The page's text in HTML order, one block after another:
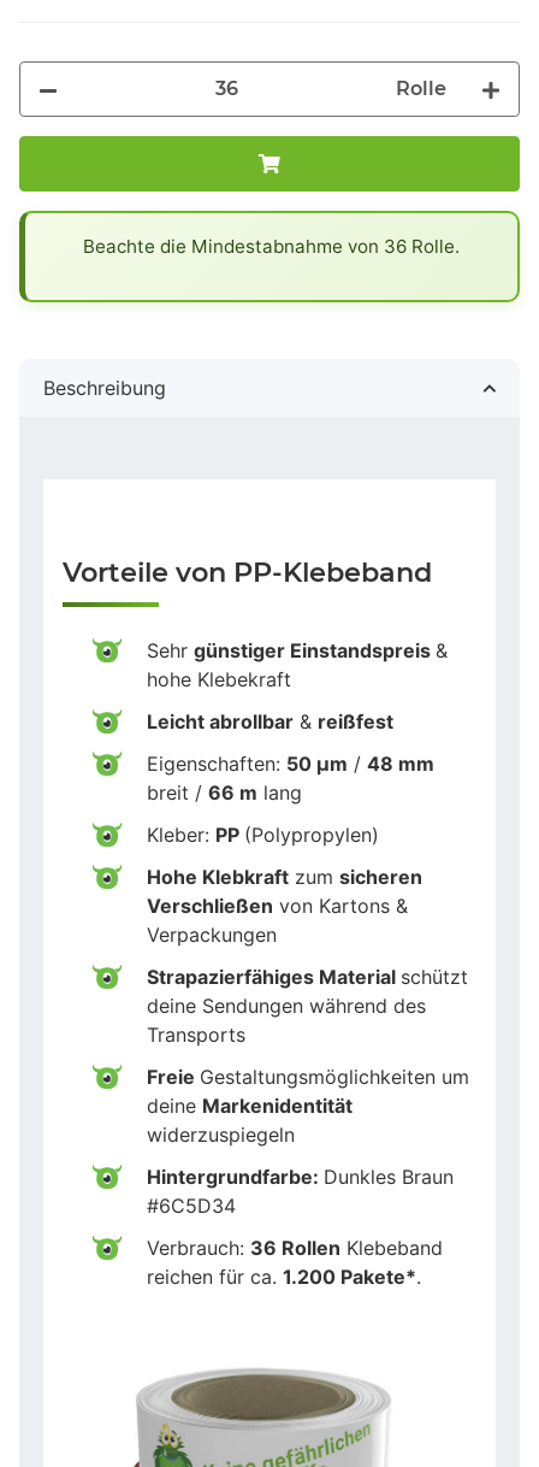
Rolle
Beachte die Mindestabnahme von 36 Rolle.
Beschreibung
Vorteile von PP-Klebeband
Sehr günstiger Einstandspreis &
hohe Klebekraft
Leicht abrollbar & reißfest
Eigenschaften: 50 µm / 48 mm
breit / 66 m lang
Kleber: PP (Polypropylen)
Hohe Klebkraft zum sicheren
Verschließen von Kartons &
Verpackungen
Strapazierfähiges Material schützt
deine Sendungen während des
Transports
Freie Gestaltungsmöglichkeiten um
deine Markenidentität
widerzuspiegeln
Hintergrundfarbe: Dunkles Braun
#6C5D34
Verbrauch: 36 Rollen Klebeband
reichen für ca. 1.200 Pakete*.